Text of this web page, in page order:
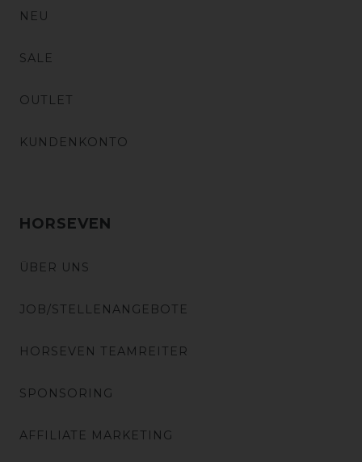
NEU
SALE
OUTLET
KUNDENKONTO
HORSEVEN
ÜBER UNS
JOB/STELLENANGEBOTE
HORSEVEN TEAMREITER
SPONSORING
AFFILIATE MARKETING